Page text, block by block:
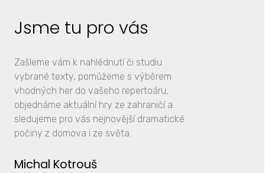
Jsme tu pro vás
Zašleme vám k nahlédnutí či studiu
vybrané texty, pomůžeme s výběrem
vhodných her do vašeho repertoáru,
objednáme aktuální hry ze zahraničí a
sledujeme pro vás nejnovější dramatické
počiny z domova i ze světa.
Michal Kotrouš